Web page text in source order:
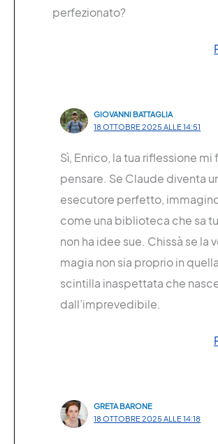
perfezionato?
GIOVANNI BATTAGLIA
18 OTTOBRE 2025 ALLE 14:51
Sì, Enrico, la tua riflessione mi
pensare. Se Claude diventa
esecutore perfetto, immagino
come una biblioteca che sa
non ha idee sue. Chissà se la
magia non sia proprio in quella
scintilla inaspettata che
dall’imprevedibile.
GRETA BARONE
18 OTTOBRE 2025 ALLE 14:18